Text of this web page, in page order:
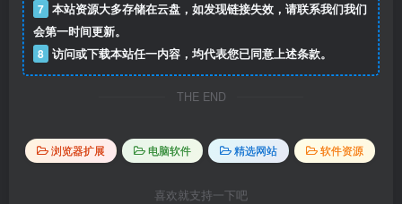
7 本站资源大多存储在云盘，如发现链接失效，请联系我们我们
会第一时间更新。
8 访问或下载本站任一内容，均代表您已同意上述条款。
THE END
浏览器扩展 电脑软件 精选网站 软件资源
喜欢就支持一下吧